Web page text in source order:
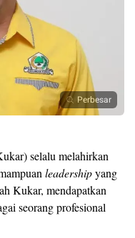
Perbesar
selalu melahirkan
leadershipyang
Kukar, mendapatkan
seorang profesional